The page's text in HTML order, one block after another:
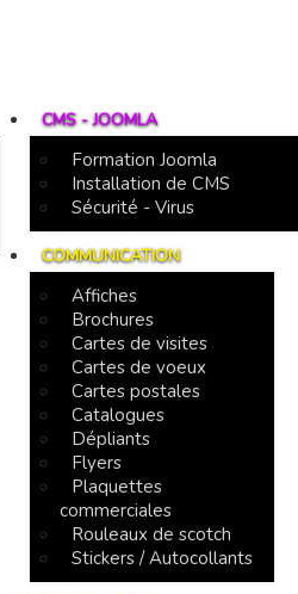
CMS - JOOMLA
Formation Joomla
Installation de CMS
Sécurité - Virus
COMMUNICATION
Affiches
Brochures
Cartes de visites
Cartes de voeux
Cartes postales
Catalogues
Dépliants
Flyers
Plaquettes
commerciales
Rouleaux de scotch
Stickers / Autocollants